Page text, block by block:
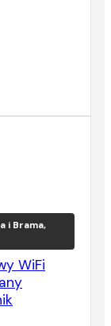
i Brama,
WiFi